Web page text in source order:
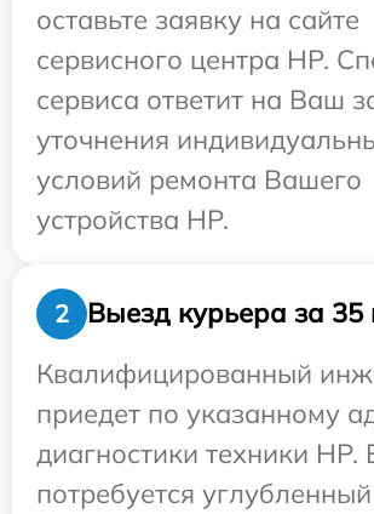
оставьте заявку на сайте
сервисного центра HP.
сервиса ответит на Ваш
уточнения
условий ремонта Вашего
устройства HP.
2
Выезд курьера за 35
Квалифицированный
приедет по указанному
диагностики техники HP.
потребуется